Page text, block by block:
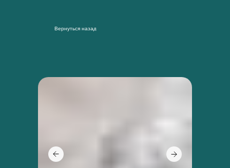
Вернуться назад